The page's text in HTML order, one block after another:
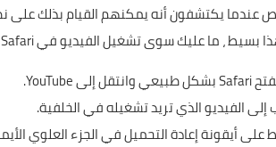
بسيط ، ما عليك سوى تشغيل الفيديو فيSafari